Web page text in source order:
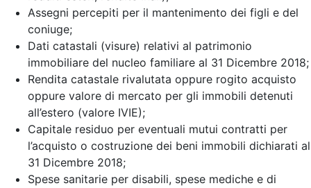
Assegni percepiti per il mantenimento dei figli e del
coniuge;
Dati catastali (visure) relativi al patrimonio
immobiliare del nucleo familiare al 31 Dicembre 2018;
Rendita catastale rivalutata oppure rogito acquisto
oppure valore di mercato per gli immobili detenuti
all’estero (valore IVIE);
Capitale residuo per eventuali mutui contratti per
l’acquisto o costruzione dei beni immobili dichiarati al
31 Dicembre 2018;
Spese sanitarie per disabili, spese mediche e di